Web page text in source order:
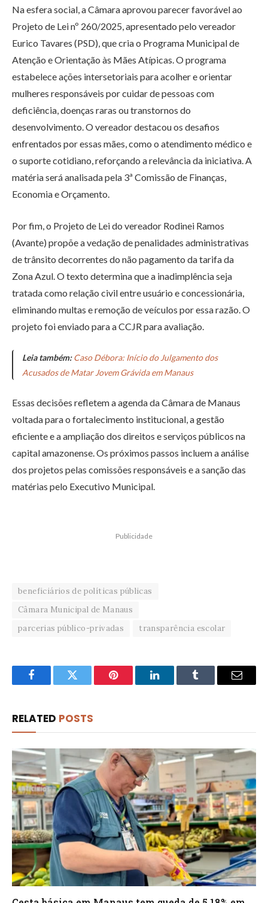
Na esfera social, a Câmara aprovou parecer favorável ao
Projeto de Lei nº 260/2025, apresentado pelo vereador
Eurico Tavares (PSD), que cria o Programa Municipal de
Atenção e Orientação às Mães Atípicas. O programa
estabelece ações intersetoriais para acolher e orientar
mulheres responsáveis por cuidar de pessoas com
deficiência, doenças raras ou transtornos do
desenvolvimento. O vereador destacou os desafios
enfrentados por essas mães, como o atendimento médico e
o suporte cotidiano, reforçando a relevância da iniciativa. A
matéria será analisada pela 3ª Comissão de Finanças,
Economia e Orçamento.
Por fim, o Projeto de Lei do vereador Rodinei Ramos
(Avante) propõe a vedação de penalidades administrativas
de trânsito decorrentes do não pagamento da tarifa da
Zona Azul. O texto determina que a inadimplência seja
tratada como relação civil entre usuário e concessionária,
eliminando multas e remoção de veículos por essa razão. O
projeto foi enviado para a CCJR para avaliação.
Leia também: Caso Débora: Início do Julgamento dos
Acusados de Matar Jovem Grávida em Manaus
Essas decisões refletem a agenda da Câmara de Manaus
voltada para o fortalecimento institucional, a gestão
eficiente e a ampliação dos direitos e serviços públicos na
capital amazonense. Os próximos passos incluem a análise
dos projetos pelas comissões responsáveis e a sanção das
matérias pelo Executivo Municipal.
Publicidade
beneficiários de políticas públicas
Câmara Municipal de Manaus
parcerias público-privadas
transparência escolar
FacebookTwitter Pinterest LinkedInTumblr Email
RELATED POSTS